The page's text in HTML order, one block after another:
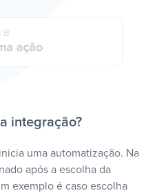
integração?
uma automatização. Na
após a escolha da
exemplo é caso escolha